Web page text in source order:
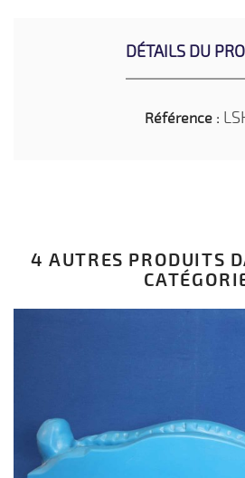
DÉTAILS DU
Référence :
4 AUTRES PRODUITS